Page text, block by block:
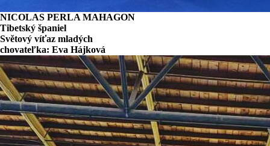
NICOLAS PERLA MAHAGON
Tibetský španiel
Světový víťaz mladých
chovateľka: Eva Hájková